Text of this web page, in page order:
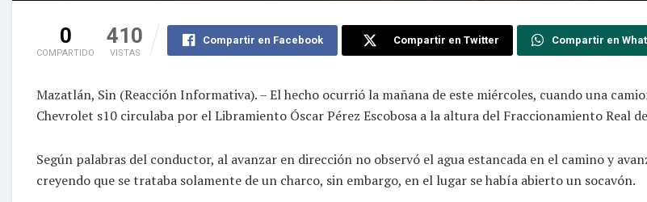
0
COMPARTIDO
410
VISTAS
Compartir en Facebook Compartir en Twitter Compartir en
Mazatlán, Sin (Reacción Informativa). – El hecho ocurrió la mañana de este miércoles, cuando una
Chevrolet s10 circulaba por el Libramiento Óscar Pérez Escobosa a la altura del Fraccionamiento Real
Según palabras del conductor, al avanzar en dirección no observó el agua estancada en el camino y
creyendo que se trataba solamente de un charco, sin embargo, en el lugar se había abierto un socavón.